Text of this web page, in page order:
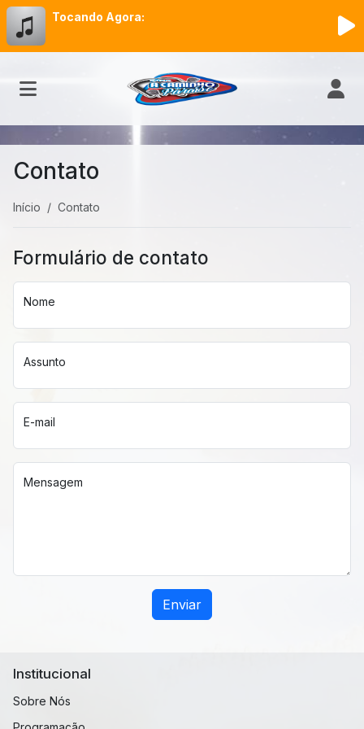
Tocando Agora:
Contato
Início Contato
Formulário de contato
Nome
Assunto
E-mail
Mensagem
Enviar
Institucional
Sobre Nós